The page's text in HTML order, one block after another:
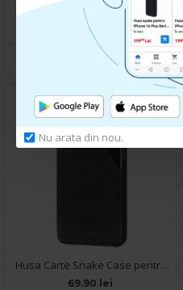
Nu arata din nou.
69.90 lei
CUMPARA
Husa Carte Snake Case pentru Huawei Nova Y90 - Negru
69.90 lei